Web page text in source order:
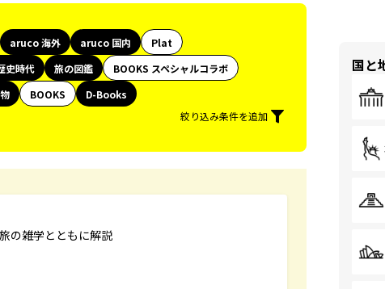
aruco 海外 aruco 国内
Plat
史時代 旅の図鑑
BOOKS スペシャルコラボ
BOOKS
D-Books
絞り込み条件を追加
の雑学とともに解説
国と